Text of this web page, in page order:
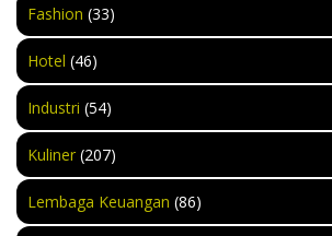
Fashion (33)
Hotel (46)
Industri (54)
Kuliner (207)
Lembaga Keuangan (86)